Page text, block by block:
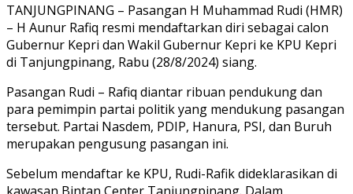
TANJUNGPINANG – Pasangan H Muhammad Rudi (HMR)
– H Aunur Rafiq resmi mendaftarkan diri sebagai calon
Gubernur Kepri dan Wakil Gubernur Kepri ke KPU Kepri
di Tanjungpinang, Rabu (28/8/2024) siang.
Pasangan Rudi – Rafiq diantar ribuan pendukung dan
para pemimpin partai politik yang mendukung pasangan
tersebut. Partai Nasdem, PDIP, Hanura, PSI, dan Buruh
merupakan pengusung pasangan ini.
Sebelum mendaftar ke KPU, Rudi-Rafik dideklarasikan di